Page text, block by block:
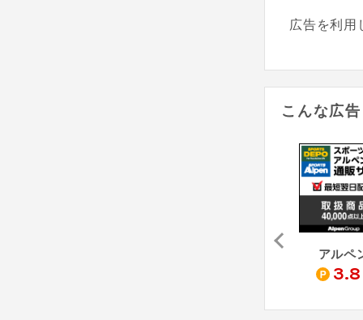
広告を利用
こんな広
アルペ
3.8